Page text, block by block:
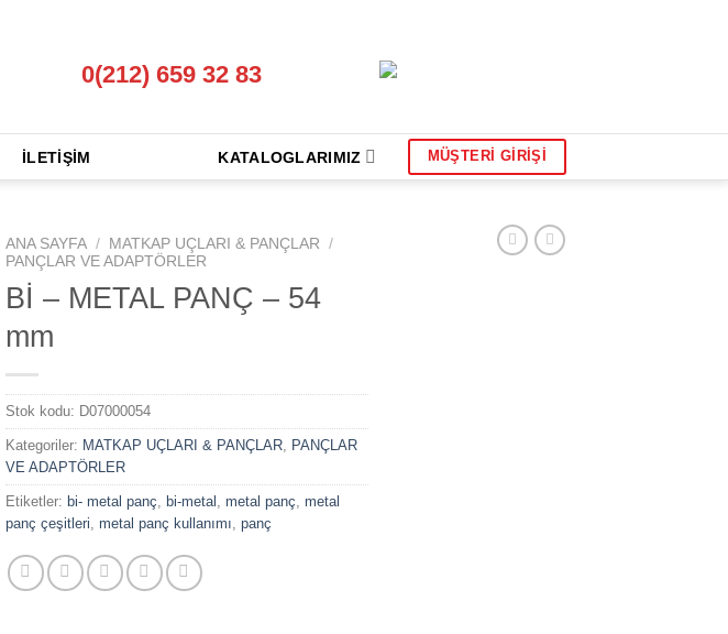
0(212) 659 32 83
İLETİŞİM KATALOGLARIMIZ MÜŞTERİ GİRİŞİ
ANA SAYFA / MATKAP UÇLARI & PANÇLAR
/
PANÇLAR VE ADAPTÖRLER
Bİ – METAL PANÇ – 54
mm
Stok kodu: D07000054
Kategoriler: MATKAP UÇLARI & PANÇLAR
PANÇLAR
VE ADAPTÖRLER
Etiketler: bi- metal panç bi-metal metal panç metal
panç çeşitleri metal panç kullanımı panç